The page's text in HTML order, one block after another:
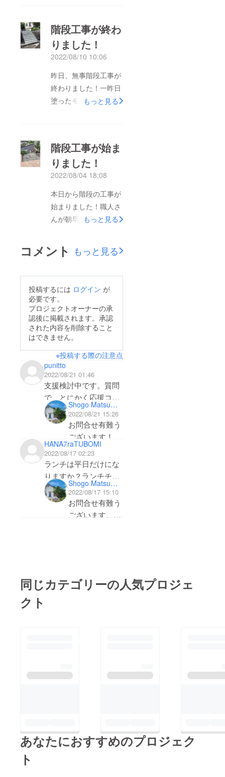
階段工事が終わ
りました！
2022/08/10 10:06
昨日、無事階段工事が
終わりました！一昨日
塗ったモルタルが雨で
いました。階段入り口
の側溝も鉄板で覆って
いただきました♪
もっと見る
階段工事が始ま
りました！
2022/08/04 18:08
本日から階段の工事が
始まりました！職人さ
んが朝早くから、暑い
さっています！やっぱ
り餅は餅屋ですね。続
もっと見る
コメント もっと見る
投稿するには ログイン が
必要です。
プロジェクトオーナーの承
認後に掲載されます。承認
された内容を削除すること
はできません。
※投稿する際の注意点
punitto
2022/08/21 01:46
支援検討中です。質問
で、とにかく応援コー
スのチケットについ
て、使用期限はありま
また、10000円コース
のチケットの記載が、
1000円×6枚になってい
ますが、恐らく1000円
×3枚ですよね^ ^
いかがでしょうか？
Shogo Matsumura
2022/08/21 15:26
お問合せ有難う
ございます！
期限は設けてお
りませんので、
ご安心くださ
い。
またチケットは
1000円×3枚と
ご検討の程宜し
くお願い致しま
HANA7raTUBOMI
2022/08/17 02:23
ランチは平日だけにな
りますか？ランチチ
ケットを購入した場
合、土日祝でも使用で
きますか？
Shogo Matsumura
2022/08/17 15:10
お問合せ有難う
ございます。
します。
同じカテゴリーの人気プロジェ
クト
あなたにおすすめのプロジェク
ト